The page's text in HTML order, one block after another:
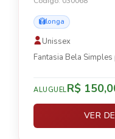
longa
Unissex
Fantasia Bela
ALUGUELR$
VER